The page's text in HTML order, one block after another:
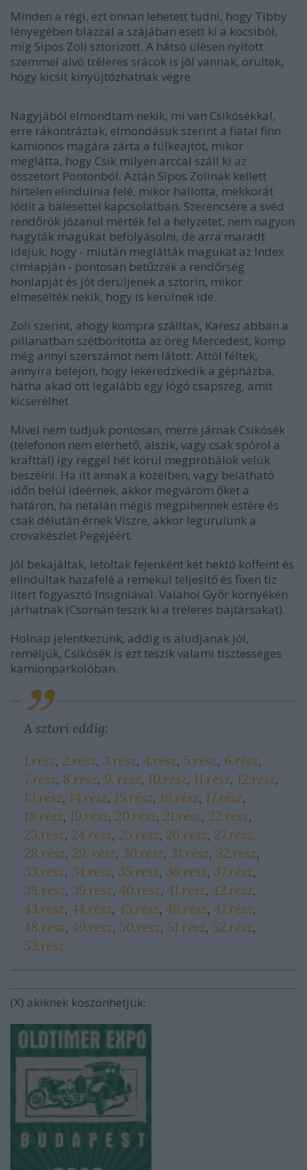
Minden a régi, ezt onnan lehetett tudni, hogy Tibby
lényegében blázzal a szájában esett ki a kocsiból,
míg Sipos Zoli sztorizott. A hátsó ülésen nyitott
szemmel alvó tréleres srácok is jól vannak, örültek,
hogy kicsit kinyújtózhatnak végre.
Nagyjából elmondtam nekik, mi van Csikósékkal,
erre rákontráztak, elmondásuk szerint a fiatal finn
kamionos magára zárta a fülkeajtót, mikor
meglátta, hogy Csik milyen arccal száll ki az
összetört Pontonból. Aztán Sipos Zolinak kellett
hirtelen elindulnia felé, mikor hallotta, mekkorát
lódít a balesettel kapcsolatban. Szerencsére a svéd
rendőrök józanul mérték fel a helyzetet, nem nagyon
hagyták magukat befolyásolni, de arra maradt
idejük, hogy - miután meglátták magukat az Index
címlapján - pontosan betűzzék a rendőrség
honlapját és jót derüljenek a sztorin, mikor
elmesélték nekik, hogy is kerülnek ide.
Zoli szerint, ahogy kompra szálltak, Karesz abban a
pillanatban szétborította az öreg Mercedest, komp
még annyi szerszámot nem látott. Attól féltek,
annyira belejön, hogy lekéredzkedik a gépházba,
hátha akad ott legalább egy lógó csapszeg, amit
kicserélhet.
Mivel nem tudjuk pontosan, merre járnak Csikósék
(telefonon nem elérhető, alszik, vagy csak spórol a
krafttal) így reggel hét körül megpróbálok velük
beszélni. Ha itt annak a közelben, vagy belátható
időn belül ideérnek, akkor megvárom őket a
határon, ha netalán mégis megpihennek estére és
csak délután érnek Viszre, akkor legurulunk a
crovakészlet Pegéjéért.
Jól bekajáltak, letoltak fejenként két hektó koffeint és
elindultak hazafelé a remekül teljesítő és fixen tíz
litert fogyasztó Insigniával. Valahol Győr környékén
járhatnak (Csornán teszik ki a tréleres bajtársakat).
Holnap jelentkezünk, addig is aludjanak jól,
reméljük, Csikósék is ezt teszik valami tisztességes
kamionparkolóban.
A sztori eddig:
1.rész, 2.rész, 3.rész, 4.rész, 5.rész, 6.rész,
7.rész, 8.rész, 9. rész, 10.rész, 11.rész, 12.rész,
13.rész, 14.rész, 15.rész, 16.rész, 17.rész,
18.rész, 19.rész, 20.rész, 21.rész, 22.rész,
23.rész, 24.rész, 25.rész, 26.rész, 27.rész,
28.rész, 29. rész, 30.rész, 31.rész, 32.rész,
33.rész, 34.rész, 35.rész, 36.rész, 37.rész,
38.rész, 39.rész, 40.rész, 41.rész, 42.rész,
43.rész, 44.rész, 45.rész, 46.rész, 47.rész,
48.rész, 49.rész, 50.rész, 51.rész, 52.rész,
53.rész
(X) akiknek köszönhetjük: